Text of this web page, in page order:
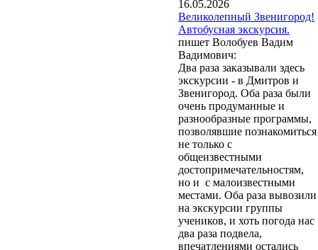
16.05.2026
Великолепный Звенигород!
Автобусная экскурсия.
пишет Волобуев Вадим
Вадимович:
Два раза заказывали здесь
экскурсии - в Дмитров и
Звенигород. Оба раза были
очень продуманные и
разнообразные программы,
позволявшие познакомиться
не только с
общеизвестными
достопримечательностям,
но и с малоизвестными
местами. Оба раза вывозили
на экскурсии группы
учеников, и хоть погода нас
два раза подвела,
впечатлениями остались